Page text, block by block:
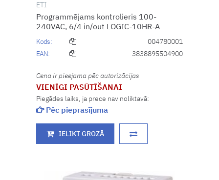
ETI
Programmējams kontrolieris 100-
240VAC, 6/4 in/out LOGIC-10HR-A
Kods:
004780001
EAN:
3838895504900
Cena ir pieejama pēc autorizācijas
VIENĪGI PASŪTĪŠANAI
Piegādes laiks, ja prece nav noliktavā:
Pēc pieprasījuma
IELIKT GROZĀ